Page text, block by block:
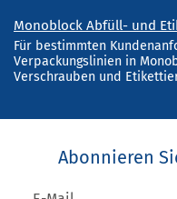
Monoblock Abfüll- und
Für bestimmten
Verpackungslinien in
Verschrauben und
Abonnieren